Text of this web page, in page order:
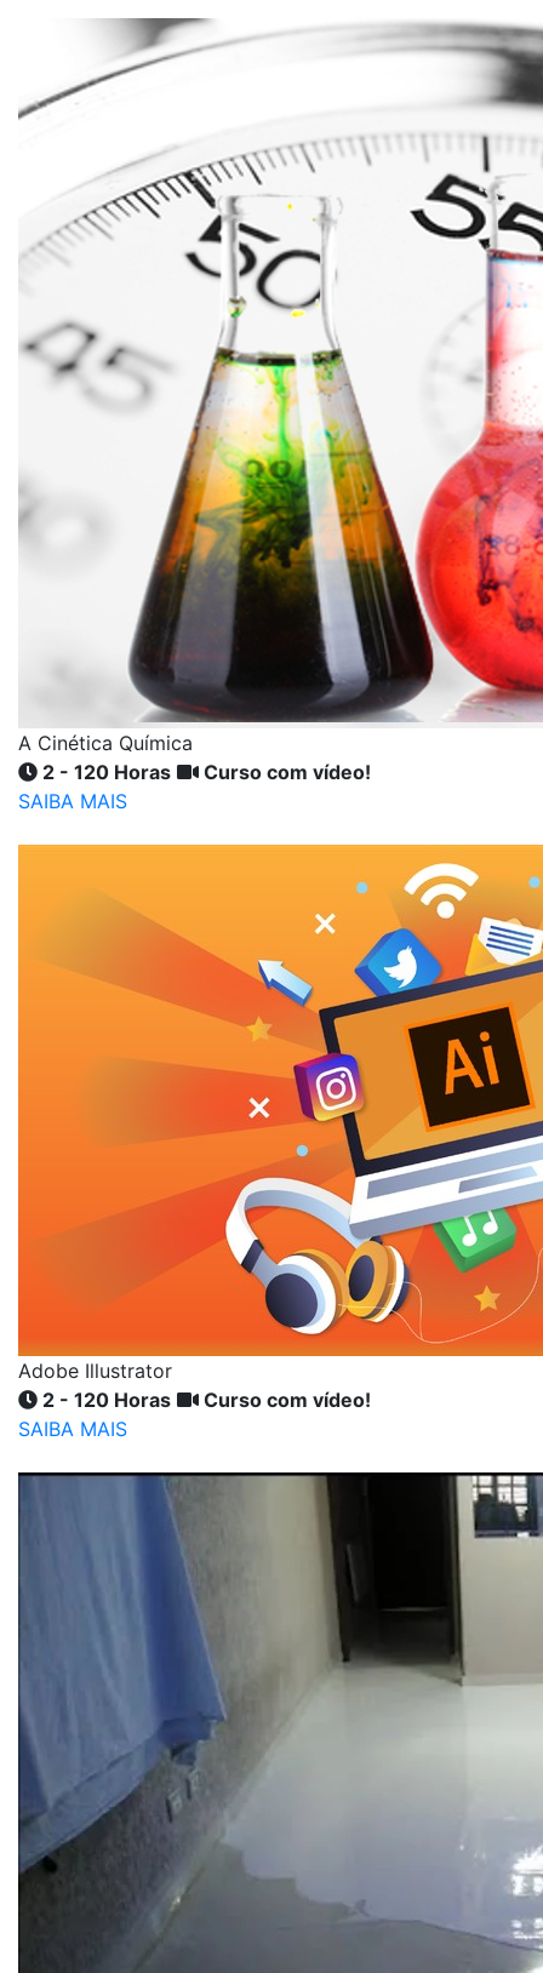
A Cinética Química
2 - 120 Horas
Curso com vídeo!
SAIBA MAIS
Adobe Illustrator
2 - 120 Horas
Curso com vídeo!
SAIBA MAIS